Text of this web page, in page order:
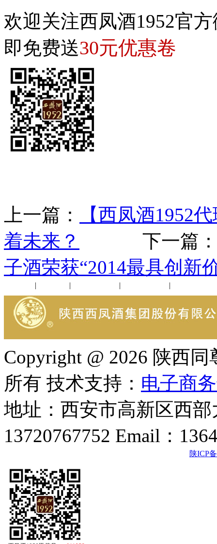
欢迎关注西凤酒1952官
即免费送30元优惠卷
上一篇：
【西凤酒1952
着未来？
下一篇
子酒荣获“2014最具创新
| | | |
Copyright @ 2026 陕西
所有 技术支持： 电子商
地址：西安市高新区西
13720767752 Email：
陕ICP